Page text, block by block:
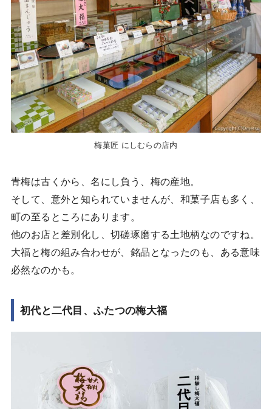
梅菓匠 にしむらの店内
青梅は古くから、名にし負う、梅の産地。
そして、意外と知られていませんが、和菓子店も多く、
町の至るところにあります。
他のお店と差別化し、切磋琢磨する土地柄なのですね。
大福と梅の組み合わせが、銘品となったのも、ある意味
必然なのかも。
初代と二代目、ふたつの梅大福